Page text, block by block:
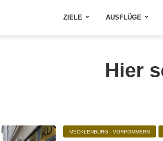
ZIELE AUSFLÜGE
Hier
MECKLENBURG - VORPOMMERN